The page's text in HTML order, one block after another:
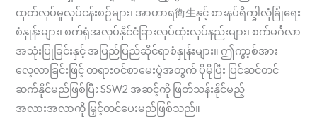
ထုတ်လုပ်မှုလုပ်ငန်းစဉ်များ၊ အာဟာရ衛生နှင့် စားနပ်ရိက္ခါလုံခြုံရေး
စံနှုန်းများ၊ စက်ရုံအလုပ်နိုင်ငံခြားလုပ်ထုံးလုပ်နည်းများ၊ စက်မင်္ဂလာ
အသုံးပြုခြင်းနှင့် အပြည်ပြည်ဆိုင်ရာစံနှုန်းများ။ ဤကွာ့စ်အား
လေ့လာခြင်းဖြင့် တရားဝင်စာမေးပွဲအတွက် ပိုမိုပြီး ပြင်ဆင်တင်
ဆက်နိုင်မည်ဖြစ်ပြီး SSW2 အဆင့်ကို ဖြတ်သန်းနိုင်မည့်
အလားအလာကို မြှင့်တင်ပေးမည်ဖြစ်သည်။